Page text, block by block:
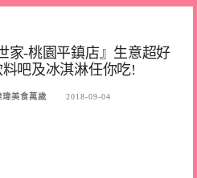
家-桃園平鎮店』生意超好
吧及冰淇淋任你吃!
瑋美食萬歲 2018-09-04